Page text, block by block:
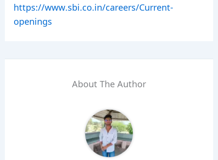
https://www.sbi.co.in/careers/Current-
openings
About The Author